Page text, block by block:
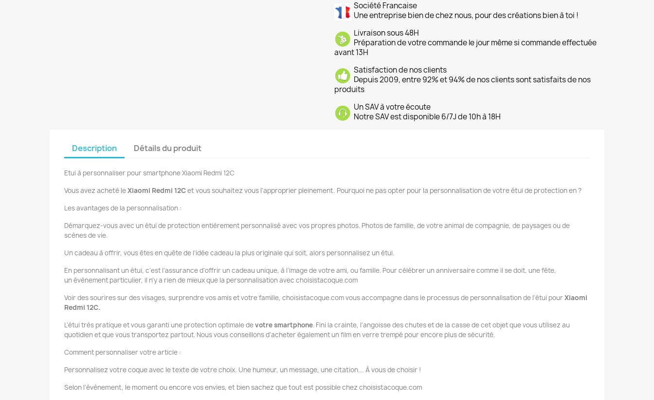
Société Francaise
Une entreprise bien de chez nous, pour des créations bien à toi !
Livraison sous 48H
Préparation de votre commande le jour même si commande effectuée
avant 13H
Satisfaction de nos clients
Depuis 2009, entre 92% et 94% de nos clients sont satisfaits de nos
produits
Un SAV à votre écoute
Notre SAV est disponible 6/7J de 10h à 18H
Description Détails du produit
Etui à personnaliser pour smartphone Xiaomi Redmi 12C
Vous avez acheté leXiaomi Redmi 12Cet vous souhaitez vous l'approprier pleinement. Pourquoi ne pas opter pour la personnalisation de votre étui de protection en ?
Les avantages de la personnalisation :
Démarquez-vous avec un étui de protection entièrement personnalisé avec vos propres photos. Photos de famille, de votre animal de compagnie, de paysages ou de
scènes de vie.
Un cadeau à offrir, vous êtes en quête de l'idée cadeau la plus originale qui soit, alors personnalisez un étui.
En personnalisant un étui, c'est l'assurance d'offrir un cadeau unique, à l'image de votre ami, ou famille. Pour célébrer un anniversaire comme il se doit, une fête,
un évènement particulier, il n'y a rien de mieux que la personnalisation avec choisistacoque.com
Voir des sourires sur des visages, surprendre vos amis et votre famille, choisistacoque.com vous accompagne dans le processus de personnalisation de l'étui pour Xiaomi
Redmi 12C.
L'étui très pratique et vous garanti une protection optimale devotre smartphone. Fini la crainte, l'angoisse des chutes et de la casse de cet objet que vous utilisez au
quotidien et que vous transportez partout. Nous vous conseillons d'acheter également un film en verre trempé pour encore plus de sécurité.
Comment personnaliser votre article :
Personnalisez votre coque avec le texte de votre choix. Une humeur, un message, une citation... À vous de choisir !
Selon l'évènement, le moment ou encore vos envies, et bien sachez que tout est possible chez choisistacoque.com